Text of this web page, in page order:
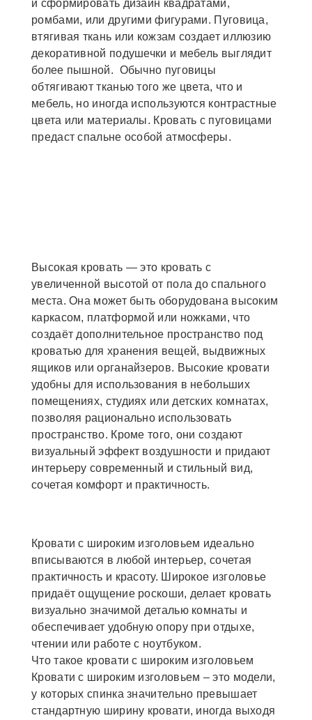
и сформировать дизайн квадратами,
ромбами, или другими фигурами. Пуговица,
втягивая ткань или кожзам создает иллюзию
декоративной подушечки и мебель выглядит
более пышной. Обычно пуговицы
обтягивают тканью того же цвета, что и
мебель, но иногда используются контрастные
цвета или материалы. Кровать с пуговицами
предаст спальне особой атмосферы.
Высокая кровать — это кровать с
увеличенной высотой от пола до спального
места. Она может быть оборудована высоким
каркасом, платформой или ножками, что
создаёт дополнительное пространство под
кроватью для хранения вещей, выдвижных
ящиков или органайзеров. Высокие кровати
удобны для использования в небольших
помещениях, студиях или детских комнатах,
позволяя рационально использовать
пространство. Кроме того, они создают
визуальный эффект воздушности и придают
интерьеру современный и стильный вид,
сочетая комфорт и практичность.
Кровати с широким изголовьем идеально
вписываются в любой интерьер, сочетая
практичность и красоту. Широкое изголовье
придаёт ощущение роскоши, делает кровать
визуально значимой деталью комнаты и
обеспечивает удобную опору при отдыхе,
чтении или работе с ноутбуком.
Что такое кровати с широким изголовьем
Кровати с широким изголовьем – это модели,
у которых спинка значительно превышает
стандартную ширину кровати, иногда выходя